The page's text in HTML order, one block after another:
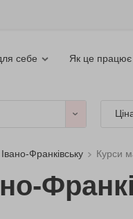
себе Як це працює
Франківську Курси